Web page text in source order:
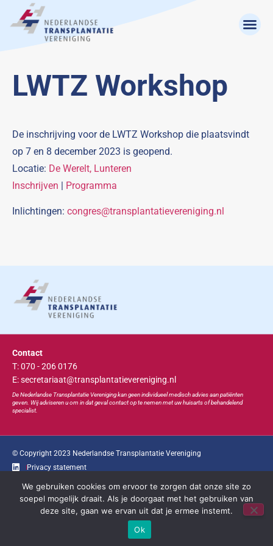
LWTZ Workshop
De inschrijving voor de LWTZ Workshop die plaatsvindt
op 7 en 8 december 2023 is geopend.
Locatie: De Werelt, Lunteren
Inschrijven | Programma
Inlichtingen: congres@transplantatievereniging.nl
Contact
T: 070 - 206 0176
E: secretariaat@transplantatievereniging.nl
De Nederlandse Transplantatie Vereniging kan geen individueel medisch advies aan patiënten
geven. Wij adviseren u om in dat geval contact op te nemen met uw huisarts of behandelend
specialist.
© Copyright 2023 Nederlandse Transplantatie Vereniging
Privacy statement
Ga snel naar...
Educatie
We gebruiken cookies om ervoor te zorgen dat onze site zo
soepel mogelijk draait. Als je doorgaat met het gebruiken van
deze site, gaan we ervan uit dat je ermee instemt.
Ok